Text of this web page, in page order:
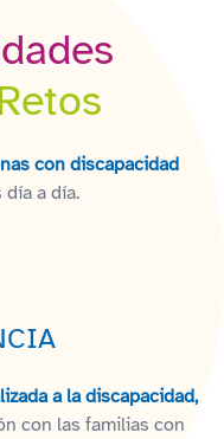
con discapacidad
a día.
a la discapacidad,
con las familias con